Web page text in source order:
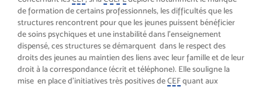
de formation de certains professionnels, les difficultés que les
structures rencontrent pour que les jeunes puissent bénéficier
de soins psychiques et une instabilité dans l’enseignement
dispensé, ces structures se démarquent dans le respect des
droits des jeunes au maintien des liens avec leur famille et de leur
droit à la correspondance (écrit et téléphone). Elle souligne la
mise en place d’initiatives très positives deCEFquant aux